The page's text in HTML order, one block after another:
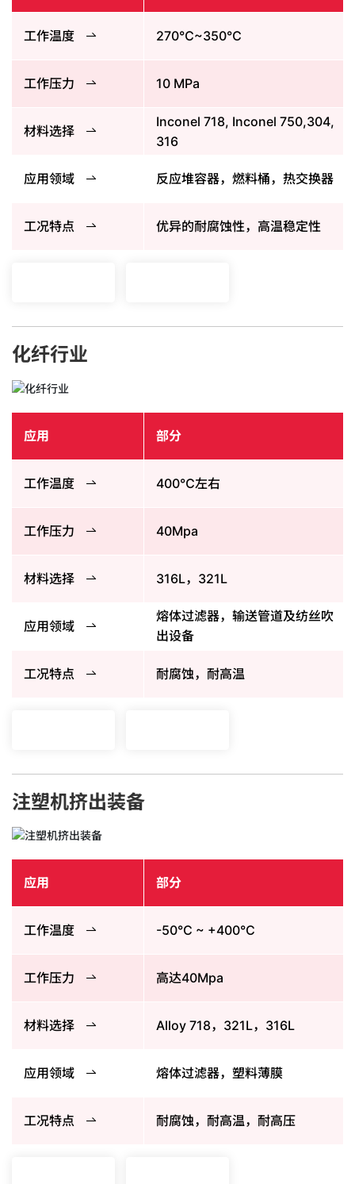
工作温度 270℃~350℃
工作压力 10 MPa
材料选择
Inconel 718, Inconel 750,304,
316
应用领域 反应堆容器，燃料桶，热交换器
工况特点 优异的耐腐蚀性，高温稳定性
化纤行业
应用 部分
工作温度 400℃左右
工作压力 40Mpa
材料选择 316L，321L
应用领域
熔体过滤器，输送管道及纺丝吹
出设备
工况特点 耐腐蚀，耐高温
注塑机挤出装备
应用 部分
工作温度 -50°C ~ +400°C
工作压力 高达40Mpa
材料选择 Alloy 718，321L，316L
应用领域 熔体过滤器，塑料薄膜
工况特点 耐腐蚀，耐高温，耐高压